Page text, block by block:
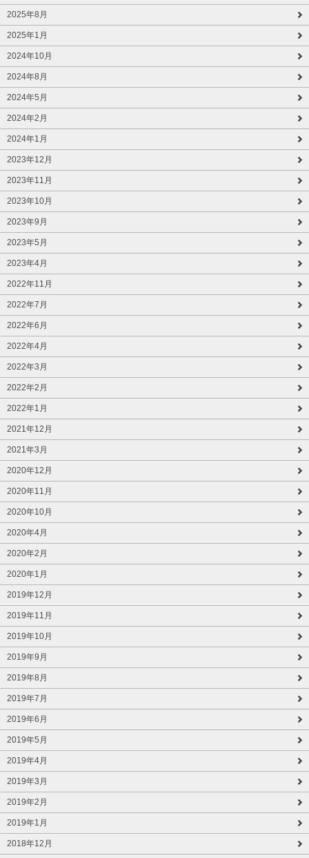
2025年8月
2025年1月
2024年10月
2024年8月
2024年5月
2024年2月
2024年1月
2023年12月
2023年11月
2023年10月
2023年9月
2023年5月
2023年4月
2022年11月
2022年7月
2022年6月
2022年4月
2022年3月
2022年2月
2022年1月
2021年12月
2021年3月
2020年12月
2020年11月
2020年10月
2020年4月
2020年2月
2020年1月
2019年12月
2019年11月
2019年10月
2019年9月
2019年8月
2019年7月
2019年6月
2019年5月
2019年4月
2019年3月
2019年2月
2019年1月
2018年12月